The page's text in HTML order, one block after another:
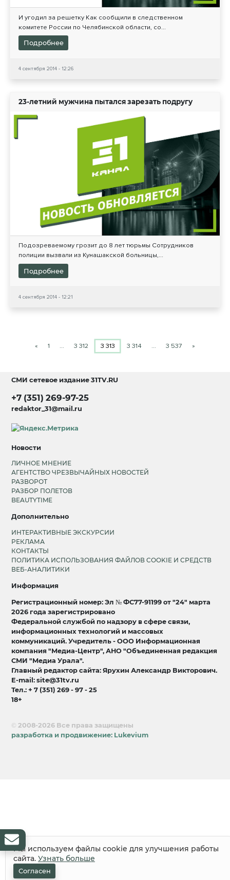
И угодил за решетку Как сообщили в следственном
комитете России по Челябинской области, со...
Подробнее
4 сентября 2014 - 12:26
23-летний мужчина пытался зарезать подругу
Подозреваемому грозит до 8 лет тюрьмы Сотрудников
полиции вызвали из Кунашакской больницы,...
Подробнее
4 сентября 2014 - 12:21
« 1 … 3 312 3 313 3 314 … 3 537 »
СМИ сетевое издание31TV.RU
+7 (351) 269-97-25
redaktor_31@mail.ru
Новости
ЛИЧНОЕ МНЕНИЕ
АГЕНТСТВО ЧРЕЗВЫЧАЙНЫХ НОВОСТЕЙ
РАЗВОРОТ
РАЗБОР ПОЛЕТОВ
BEAUTYTIME
Дополнительно
ИНТЕРАКТИВНЫЕ ЭКСКУРСИИ
РЕКЛАМА
КОНТАКТЫ
ПОЛИТИКА ИСПОЛЬЗОВАНИЯ ФАЙЛОВ COOKIE И СРЕДСТВ
ВЕБ-АНАЛИТИКИ
Информация
Регистрационный номер: Эл № ФС77-91199 от "24" марта
2026 года зарегистрировано
Федеральной службой по надзору в сфере связи,
информационных технологий и массовых
коммуникаций. Учредитель - ООО Информационная
компания "Медиа-Центр", АНО "Объединенная редакция
СМИ "Медиа Урала".
Главный редактор сайта: Ярухин Александр Викторович.
E-mail: site@31tv.ru
Тел.: + 7 (351) 269 - 97 - 25
18+
© 2008-2026 Все права защищены
разработка и продвижение: Lukevium
Мы используем файлы cookie для улучшения работы
сайта. Узнать больше
Согласен